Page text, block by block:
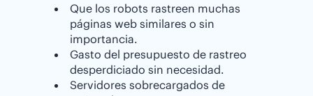
Que los robots rastreen muchas
páginas web similares o sin
importancia.
Gasto del presupuesto de rastreo
desperdiciado sin necesidad.
Servidores sobrecargados de